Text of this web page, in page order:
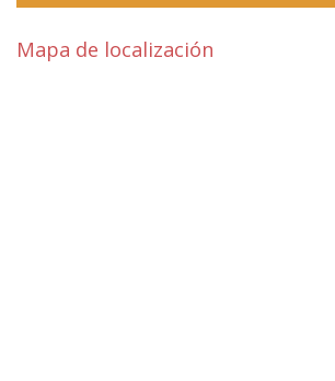
Mapa de localización